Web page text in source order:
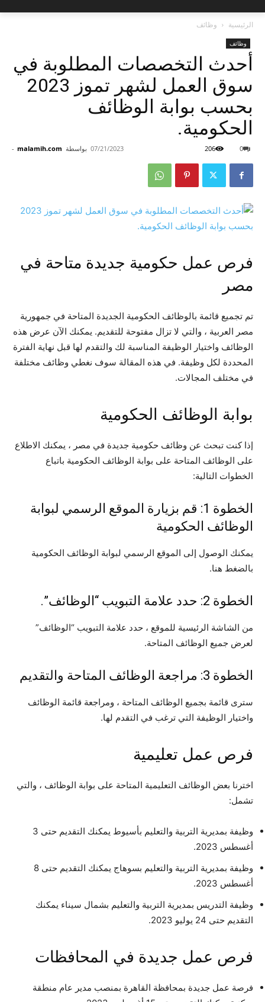
الرئيسية وظائف
وظائف
أحدث التخصصات المطلوبة في
سوق العمل لشهر تموز 2023
بحسب بوابة الوظائف
الحكومية.
بواسطة malamih.com
- 07/21/2023 0
206
فرص عمل حكومية جديدة متاحة في
مصر
تم تجميع قائمة بالوظائف الحكومية الجديدة المتاحة في جمهورية
مصر العربية ، والتي لا تزال مفتوحة للتقديم. يمكنك الآن عرض هذه
الوظائف واختيار الوظيفة المناسبة لك والتقدم لها قبل نهاية الفترة
المحددة لكل وظيفة. في هذه المقالة سوف نغطي وظائف مختلفة
في مختلف المجالات.
بوابة الوظائف الحكومية
إذا كنت تبحث عن وظائف حكومية جديدة في مصر ، يمكنك الاطلاع
على الوظائف المتاحة على بوابة الوظائف الحكومية باتباع
الخطوات التالية:
الخطوة 1: قم بزيارة الموقع الرسمي لبوابة
الوظائف الحكومية
يمكنك الوصول إلى الموقع الرسمي لبوابة الوظائف الحكومية
بالضغط هنا.
الخطوة 2: حدد علامة التبويب “الوظائف”.
من الشاشة الرئيسية للموقع ، حدد علامة التبويب “الوظائف”
لعرض جميع الوظائف المتاحة.
الخطوة 3: مراجعة الوظائف المتاحة والتقديم
سترى قائمة بجميع الوظائف المتاحة ، ومراجعة قائمة الوظائف
واختيار الوظيفة التي ترغب في التقدم لها.
فرص عمل تعليمية
اخترنا بعض الوظائف التعليمية المتاحة على بوابة الوظائف ، والتي
تشمل:
وظيفة بمديرية التربية والتعليم بأسيوط يمكنك التقديم حتى 3
أغسطس 2023.
وظيفة بمديرية التربية والتعليم بسوهاج يمكنك التقديم حتى 8
أغسطس 2023.
وظيفة التدريس بمديرية التربية والتعليم بشمال سيناء يمكنك
التقديم حتى 24 يوليو 2023.
فرص عمل جديدة في المحافظات
فرصة عمل جديدة بمحافظة القاهرة بمنصب مدير عام منطقة